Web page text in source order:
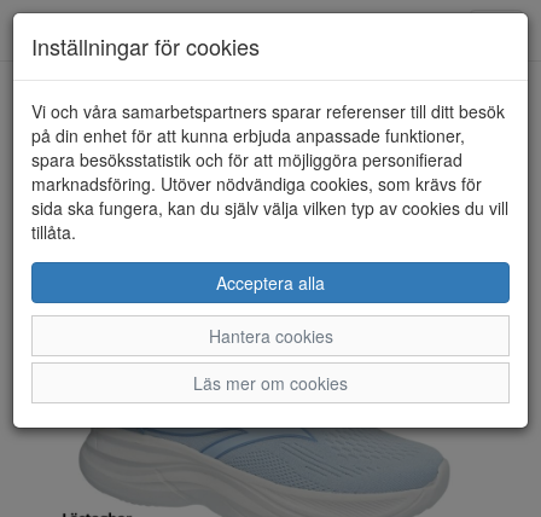
HEM DONNA GIRL
Inställningar för cookies
Vi och våra samarbetspartners sparar referenser till ditt besök
på din enhet för att kunna erbjuda anpassade funktioner,
spara besöksstatistik och för att möjliggöra personifierad
marknadsföring. Utöver nödvändiga cookies, som krävs för
sida ska fungera, kan du själv välja vilken typ av cookies du vill
tillåta.
Acceptera alla
Hantera cookies
Läs mer om cookies